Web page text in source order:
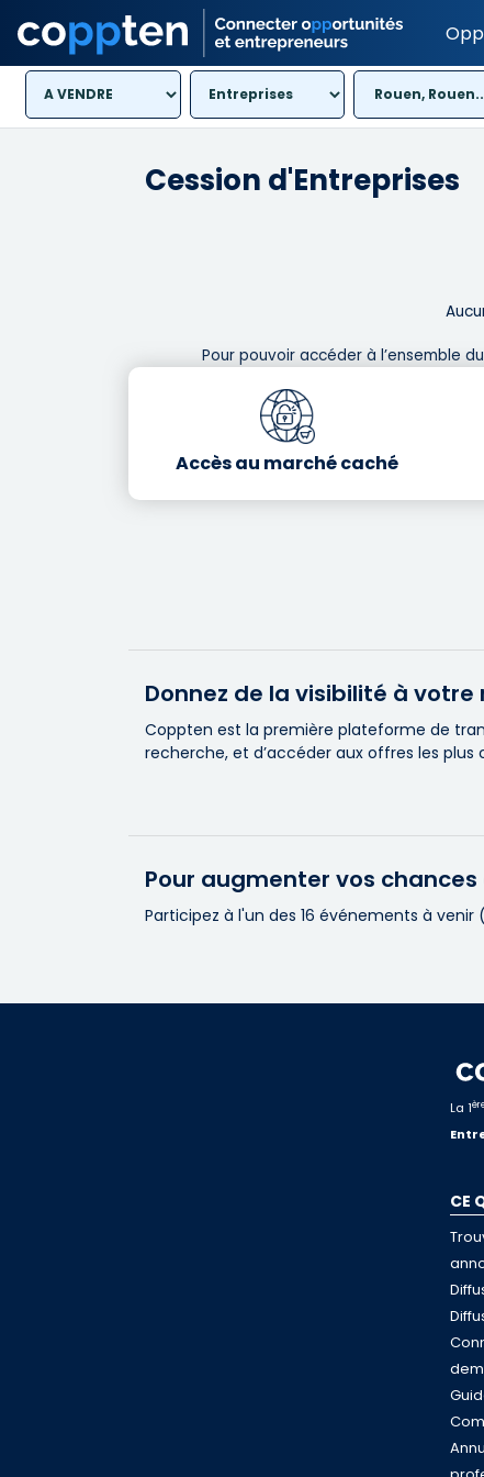
Rouen,
Cession d'Entreprises
Pour pouvoir accéder à l’ensemble
Accès au marché caché
Donnez de la visibilité à
Coppten est la première plateforme de
recherche, et d’accéder aux offres les
Pour augmenter vos
Participez à l'un des 16 événements à
La 1
CE